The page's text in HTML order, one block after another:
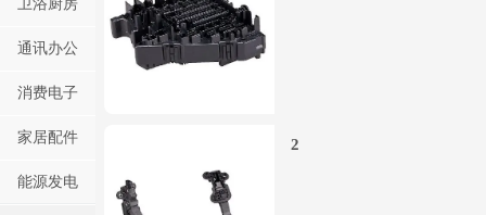
卫浴厨房
通讯办公
消费电子
家居配件
能源发电
2